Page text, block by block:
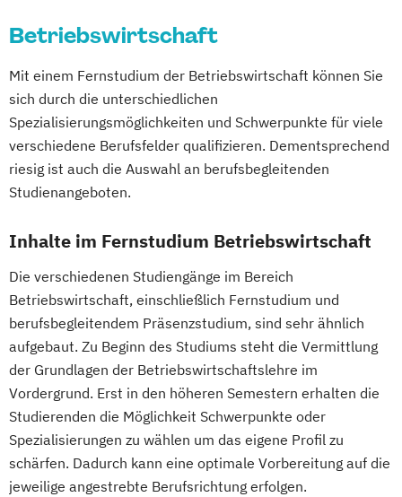
Kommunikationsdesign
Lebensmittelverfahrenstechnik
Leit- und Sicherungstechnik
Maschinenbau
Maschinenbau (M. Eng.) 3 oder 4 Semester
Materials Science
Mechatronik
Mechatronik (M. Eng.) 3 oder 4 Semester
Mediengestaltung
Medizintechnik (B. Eng.)/(B. Sc.)
Nachhaltiges Design
Nationale und internationale Zertifizierung
und Produktkennzeichnung
New Venture Management
Professional Software Engineering
Betriebswirtschaft
Mit einem Fernstudium der Betriebswirtschaft können Sie
sich durch die unterschiedlichen
Spezialisierungsmöglichkeiten und Schwerpunkte für viele
verschiedene Berufsfelder qualifizieren. Dementsprechend
riesig ist auch die Auswahl an berufsbegleitenden
Studienangeboten.
Inhalte im Fernstudium Betriebswirtschaft
Die verschiedenen Studiengänge im Bereich
Betriebswirtschaft, einschließlich Fernstudium und
berufsbegleitendem Präsenzstudium, sind sehr ähnlich
aufgebaut. Zu Beginn des Studiums steht die Vermittlung
der Grundlagen der Betriebswirtschaftslehre im
Vordergrund. Erst in den höheren Semestern erhalten die
Studierenden die Möglichkeit Schwerpunkte oder
Spezialisierungen zu wählen um das eigene Profil zu
schärfen. Dadurch kann eine optimale Vorbereitung auf die
jeweilige angestrebte Berufsrichtung erfolgen.